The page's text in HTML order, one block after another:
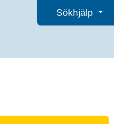
Sökhjälp